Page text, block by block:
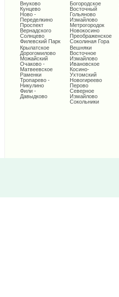
Внуково
Кунцево
Ново -
Переделкино
Проспект
Вернадского
Солнцево
Филевский Парк
Крылатское
Дорогомилово
Можайский
Очаково -
Матвеевское
Раменки
Тропарево -
Никулино
Фили -
Давыдково
Богородское
Восточный
Гольяново
Измайлово
Метрогородок
Новокосино
Преображенское
Соколиная Гора
Вешняки
Восточное
Измайлово
Ивановское
Косино-
Ухтомский
Новогиреево
Перово
Северное
Измайлово
Сокольники